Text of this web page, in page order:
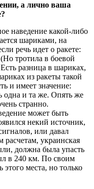
а лично ваша
наведение какой-либо
шариками, на
речь идет о ракете:
тротила в боевой
разница в шариках,
из ракеты такой
и имеет значение:
одна и та же. Опять же
странно.
может быть
некий источник,
или давал
украинская
должна была упасть
в 240 км. По своим
места, но только